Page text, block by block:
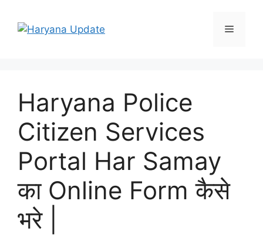
content
Menu
Haryana Police
Citizen Services
Portal Har Samay
का Online Form कैसे
भरे |